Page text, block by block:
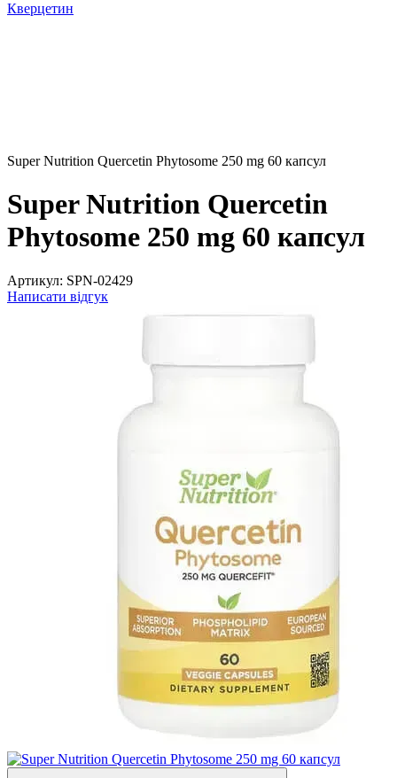
Кверцетин
Super Nutrition Quercetin Phytosome 250 mg 60 капсул
Super Nutrition Quercetin
Phytosome 250 mg 60 капсул
Артикул: SPN-02429
Написати відгук